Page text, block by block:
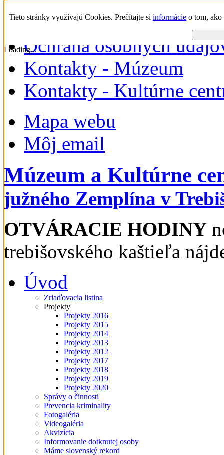
Tieto stránky využívajú Cookies. Prečítajte si informácie o tom, ako
Loading...
nedeľa, 09. august 2026
Ochrana osobných
Kontakty - Múzeum
Kontakty - Kultúrne
Mapa webu
Môj email
Múzeum a Kultúrne
južného Zemplína v
OTVÁRACIE HODINY
trebišovského kaštieľa
Úvod
Zriaďovacia listina
Projekty
Projekty 2016
Projekty 2015
Projekty 2014
Projekty 2013
Projekty 2012
Projekty 2017
Projekty 2018
Projekty 2019
Projekty 2020
Správy o činnosti
Prevencia kriminality
Fotogaléria
Videogaléria
Akvizícia
Informovanie dotknutej osoby
Máme slovenský rekord